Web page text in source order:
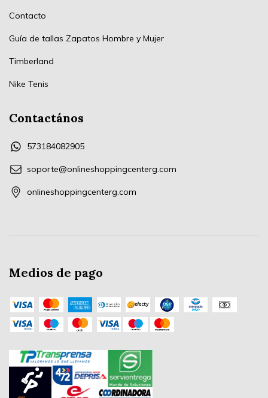
Contacto
Guía de tallas Zapatos Hombre y Mujer
Timberland
Nike Tenis
Contactános
573184082905
soporte@onlineshoppingcenterg.com
onlineshoppingcenterg.com
Medios de pago